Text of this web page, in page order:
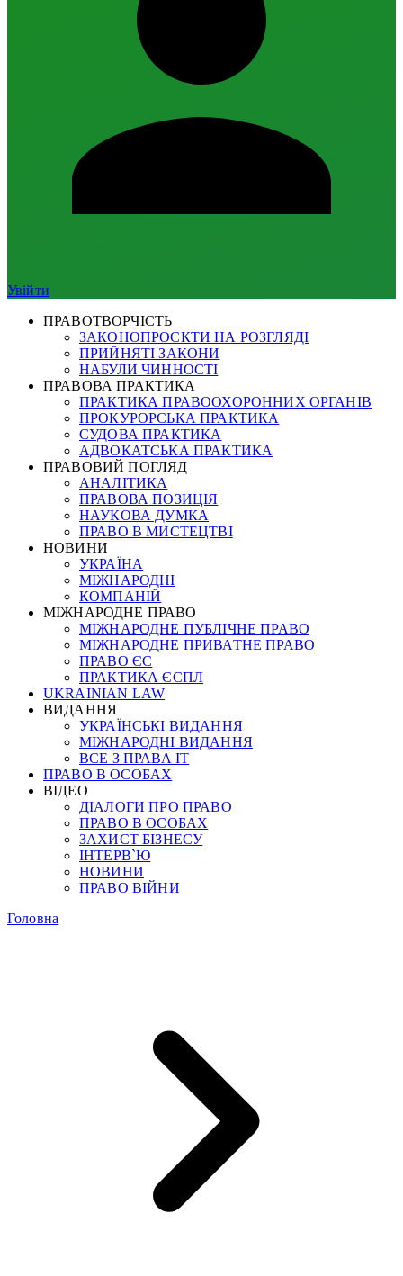
Увійти
ПРАВОТВОРЧІСТЬ
ЗАКОНОПРОЄКТИ НА РОЗГЛЯДІ
ПРИЙНЯТІ ЗАКОНИ
НАБУЛИ ЧИННОСТІ
ПРАВОВА ПРАКТИКА
ПРАКТИКА ПРАВООХОРОННИХ ОРГАНІВ
ПРОКУРОРСЬКА ПРАКТИКА
СУДОВА ПРАКТИКА
АДВОКАТСЬКА ПРАКТИКА
ПРАВОВИЙ ПОГЛЯД
АНАЛІТИКА
ПРАВОВА ПОЗИЦІЯ
НАУКОВА ДУМКА
ПРАВО В МИСТЕЦТВІ
НОВИНИ
УКРАЇНА
МІЖНАРОДНІ
КОМПАНІЙ
МІЖНАРОДНЕ ПРАВО
МІЖНАРОДНЕ ПУБЛІЧНЕ ПРАВО
МІЖНАРОДНЕ ПРИВАТНЕ ПРАВО
ПРАВО ЄС
ПРАКТИКА ЄСПЛ
UKRAINIAN LAW
ВИДАННЯ
УКРАЇНСЬКІ ВИДАННЯ
МІЖНАРОДНІ ВИДАННЯ
ВСЕ З ПРАВА ІТ
ПРАВО В ОСОБАХ
ВІДЕО
ДІАЛОГИ ПРО ПРАВО
ПРАВО В ОСОБАХ
ЗАХИСТ БІЗНЕСУ
ІНТЕРВ`Ю
НОВИНИ
ПРАВО ВІЙНИ
Головна